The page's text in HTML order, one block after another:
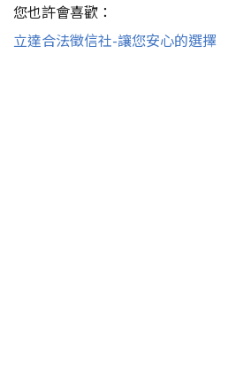
您也許會喜歡：
立達合法徵信社-讓您安心的選擇